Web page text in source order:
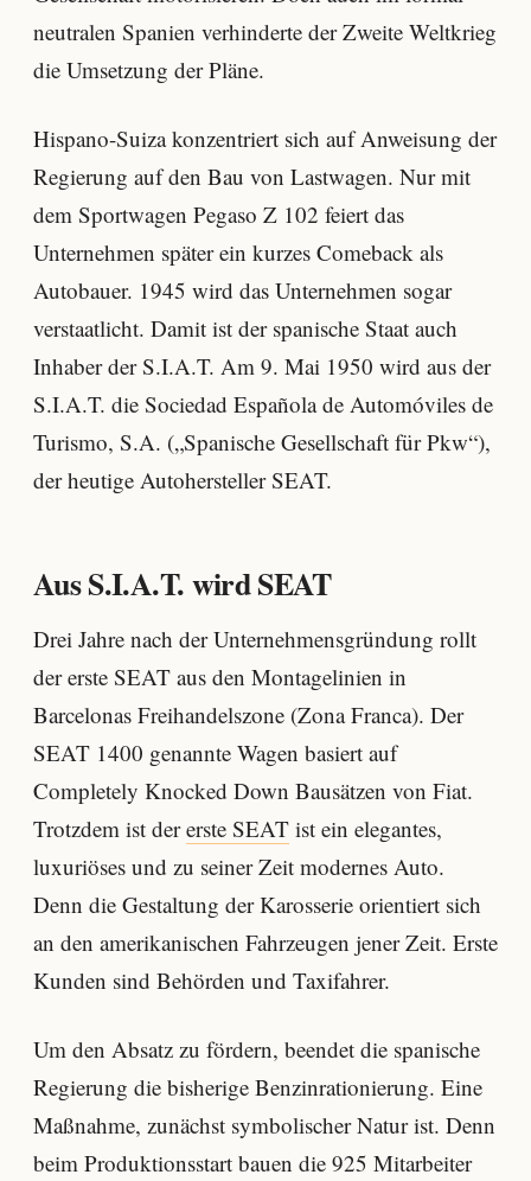
neutralen Spanien verhinderte der Zweite Weltkrieg
die Umsetzung der Pläne.
Hispano-Suiza konzentriert sich auf Anweisung der
Regierung auf den Bau von Lastwagen. Nur mit
dem Sportwagen Pegaso Z 102 feiert das
Unternehmen später ein kurzes Comeback als
Autobauer. 1945 wird das Unternehmen sogar
verstaatlicht. Damit ist der spanische Staat auch
Inhaber der S.I.A.T. Am 9. Mai 1950 wird aus der
S.I.A.T. die Sociedad Española de Automóviles de
Turismo, S.A. („Spanische Gesellschaft für Pkw“),
der heutige Autohersteller SEAT.
Aus S.I.A.T. wird SEAT
Drei Jahre nach der Unternehmensgründung rollt
der erste SEAT aus den Montagelinien in
Barcelonas Freihandelszone (Zona Franca). Der
SEAT 1400 genannte Wagen basiert auf
Completely Knocked Down Bausätzen von Fiat.
Trotzdem ist dererste SEAT ist ein elegantes,
luxuriöses und zu seiner Zeit modernes Auto.
Denn die Gestaltung der Karosserie orientiert sich
an den amerikanischen Fahrzeugen jener Zeit. Erste
Kunden sind Behörden und Taxifahrer.
Um den Absatz zu fördern, beendet die spanische
Regierung die bisherige Benzinrationierung. Eine
Maßnahme, zunächst symbolischer Natur ist. Denn
beim Produktionsstart bauen die 925 Mitarbeiter